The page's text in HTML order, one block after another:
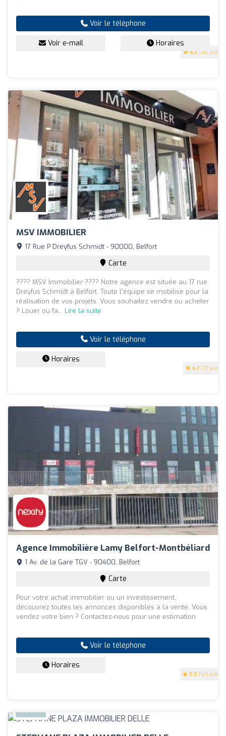
4.3 (147 avis)
Voir le téléphone
Voir e-mail Horaires
MSV IMMOBILIER
4.7 (77 avis)
17 Rue P Dreyfus Schmidt - 90000, Belfort
Carte
???? MSV Immobilier ???? Notre agence est située au 17 rue
Dreyfus Schmidt à Belfort. Toute l'équipe se mobilise pour la
réalisation de vos projets. Vous souhaitez vendre ou acheter
? Louer ou fa... Lire la suite
Voir le téléphone
Horaires
Agence Immobilière Lamy Belfort-Montbéliard
3.3 (124 avis)
1 Av. de la Gare TGV - 90400, Belfort
Carte
Pour votre achat immobilier ou un investissement,
découvrez toutes les annonces disponibles à la vente. Vous
vendez votre bien ? Contactez-nous pour une estimation
Voir le téléphone
Horaires